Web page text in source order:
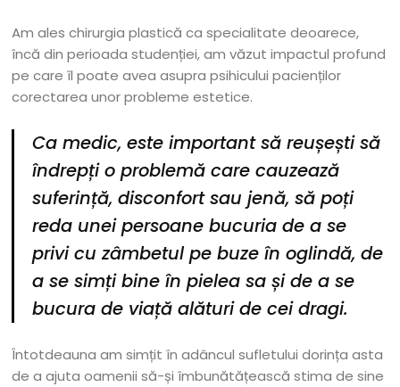
Am ales chirurgia plastică ca specialitate deoarece,
încă din perioada studenției, am văzut impactul profund
pe care îl poate avea asupra psihicului pacienților
corectarea unor probleme estetice.
Ca medic, este important să reușești să
îndrepți o problemă care cauzează
suferință, disconfort sau jenă, să poți
reda unei persoane bucuria de a se
privi cu zâmbetul pe buze în oglindă, de
a se simți bine în pielea sa și de a se
bucura de viață alături de cei dragi.
Întotdeauna am simțit în adâncul sufletului dorința asta
de a ajuta oamenii să-și îmbunătățească stima de sine